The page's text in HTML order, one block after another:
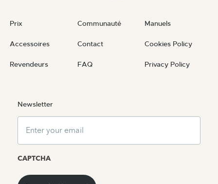
Prix
Accessoires
Revendeurs
Communauté
Contact
FAQ
Manuels
Cookies Policy
Privacy Policy
Newsletter
Email
CAPTCHA